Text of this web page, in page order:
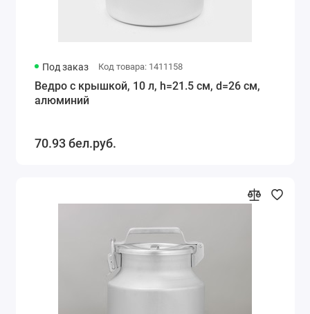
Под заказ Код товара: 1411158
Ведро с крышкой, 10 л, h=21.5 см, d=26 см,
алюминий
70.93 бел.руб.